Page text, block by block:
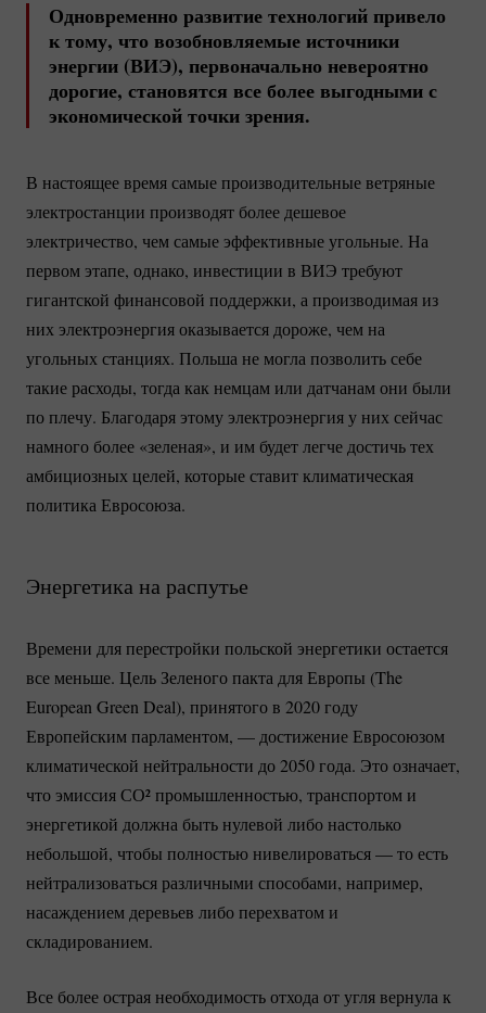
Одновременно развитие технологий привело
к тому, что возобновляемые источники
энергии (ВИЭ), первоначально невероятно
дорогие, становятся все более выгодными с
экономической точки зрения.
В настоящее время самые производительные ветряные
электростанции производят более дешевое
электричество, чем самые эффективные угольные. На
первом этапе, однако, инвестиции в ВИЭ требуют
гигантской финансовой поддержки, а производимая из
них электроэнергия оказывается дороже, чем на
угольных станциях. Польша не могла позволить себе
такие расходы, тогда как немцам или датчанам они были
по плечу. Благодаря этому электроэнергия у них сейчас
намного более «зеленая», и им будет легче достичь тех
амбициозных целей, которые ставит климатическая
политика Евросоюза.
Энергетика на распутье
Времени для перестройки польской энергетики остается
все меньше. Цель Зеленого пакта для Европы (The
European Green Deal), принятого в 2020 году
Европейским парламентом, — достижение Евросоюзом
климатической нейтральности до 2050 года. Это означает,
что эмиссия СО² промышленностью, транспортом и
энергетикой должна быть нулевой либо настолько
небольшой, чтобы полностью нивелироваться — то есть
нейтрализоваться различными способами, например,
насаждением деревьев либо перехватом и
складированием.
Все более острая необходимость отхода от угля вернула к